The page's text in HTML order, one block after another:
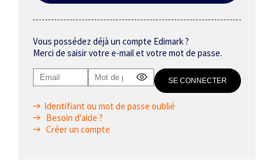
Vous possédez déjà un compte Edimark ?
Merci de saisir votre e-mail et votre mot de passe.
Identifiant ou mot de passe oublié
Besoin d'aide ?
Créer un compte